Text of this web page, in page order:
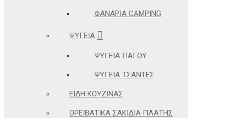
ΦΑΝΆΡΙΑ CAMPING
ΨΥΓΕΊΑ
ΨΥΓΕΊΑ ΠΆΓΟΥ
ΨΥΓΕΊΑ ΤΣΆΝΤΕΣ
ΕΊΔΗ ΚΟΥΖΊΝΑΣ
ΟΡΕΙΒΑΤΙΚΆ ΣΑΚΊΔΙΑ ΠΛΆΤΗΣ